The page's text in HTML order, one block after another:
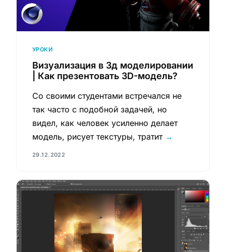
УРОКИ
Визуализация в 3д моделировании
| Как презентовать 3D-модель?
Со своими студентами встречался не
так часто с подобной задачей, но
видел, как человек усиленно делает
модель, рисует текстуры, тратит →
29.12.2022